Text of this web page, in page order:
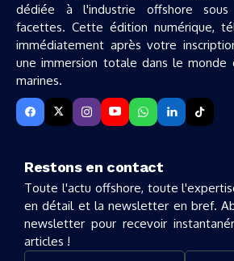
dédiée à l'industrie offshore
facettes. Cette édition numérique,
immédiatement après votre
une immersion totale dans le monde
marines.
Restons en contact
Toute l'actu offshore, toute
en détail et la newsletter en bref.
newsletter pour recevoir
articles !